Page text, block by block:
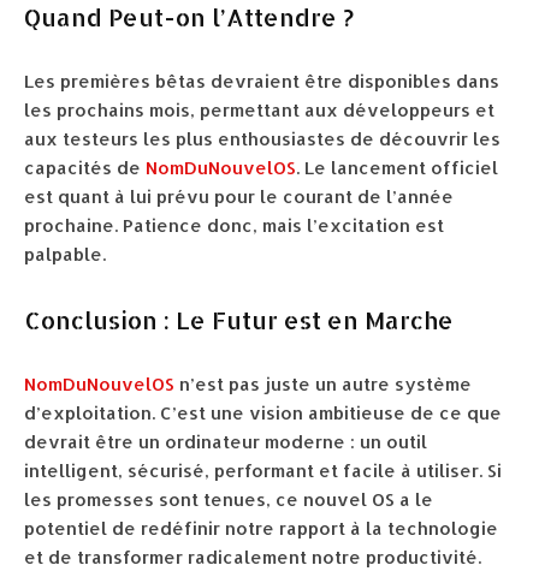
Quand Peut-on l’Attendre ?
Les premières bêtas devraient être disponibles dans
les prochains mois, permettant aux développeurs et
aux testeurs les plus enthousiastes de découvrir les
capacités de NomDuNouvelOS. Le lancement officiel
est quant à lui prévu pour le courant de l’année
prochaine. Patience donc, mais l’excitation est
palpable.
Conclusion : Le Futur est en Marche
NomDuNouvelOS n’est pas juste un autre système
d’exploitation. C’est une vision ambitieuse de ce que
devrait être un ordinateur moderne : un outil
intelligent, sécurisé, performant et facile à utiliser. Si
les promesses sont tenues, ce nouvel OS a le
potentiel de redéfinir notre rapport à la technologie
et de transformer radicalement notre productivité.